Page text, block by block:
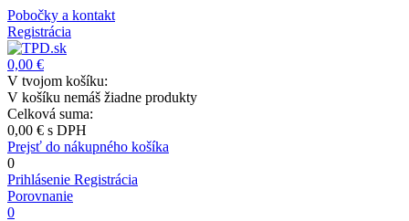
Pobočky a kontakt
Registrácia
0,00 €
V tvojom košíku:
V košíku nemáš žiadne produkty
Celková suma:
0,00 € s DPH
Prejsť do nákupného košíka
0
Prihlásenie Registrácia
Porovnanie
0